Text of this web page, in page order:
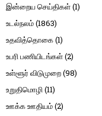
இன்றைய செய்திகள்(1)
உடல்நலம்(1863)
உதவித்தொகை(1)
உபரி பணியிடங்கள்(2)
உள்ளூர் விடுமுறை(98)
உறுதிமொழி(11)
ஊக்க ஊதியம்(2)